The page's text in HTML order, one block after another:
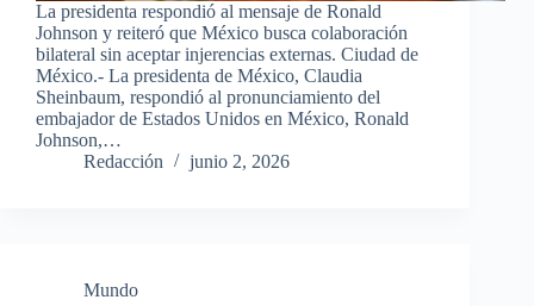
La presidenta respondió al mensaje de Ronald
Johnson y reiteró que México busca colaboración
bilateral sin aceptar injerencias externas. Ciudad de
México.- La presidenta de México, Claudia
Sheinbaum, respondió al pronunciamiento del
embajador de Estados Unidos en México, Ronald
Johnson,…
Redacción
junio 2, 2026
Mundo